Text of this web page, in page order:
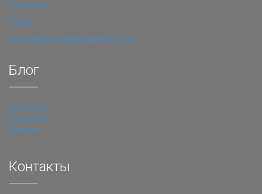
Контакты
Услуги
Политика конфиденциальности
Блог
Новости
Полезное
Галерея
Контакты